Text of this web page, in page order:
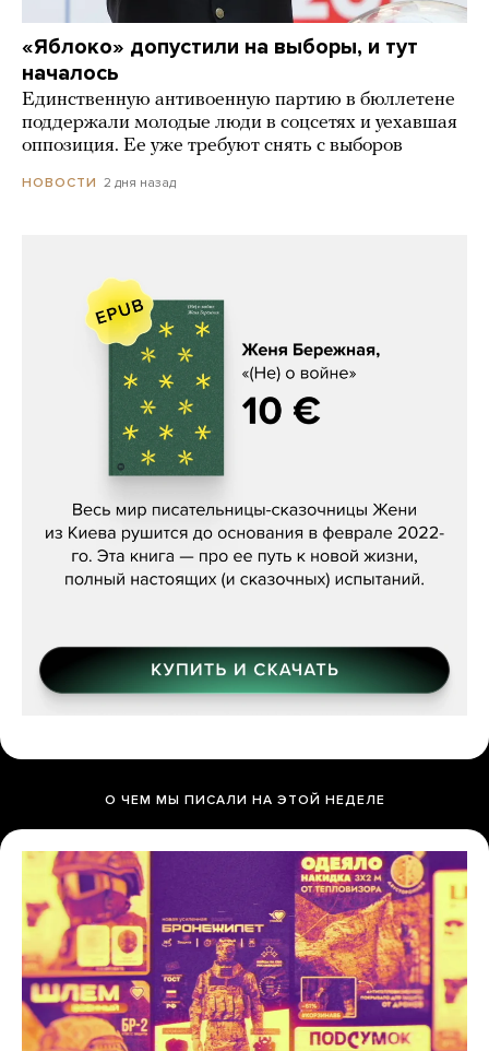
«Яблоко» допустили на выборы, и тут
началось
Единственную антивоенную партию в бюллетене
поддержали молодые люди в соцсетях и уехавшая
оппозиция. Ее уже требуют снять с выборов
НОВОСТИ 2 дня назад
Женя Бережная, «(Не) о войне»
О ЧЕМ МЫ ПИСАЛИ НА ЭТОЙ НЕДЕЛЕ